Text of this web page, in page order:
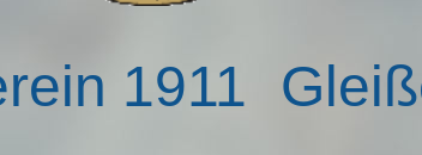
1911